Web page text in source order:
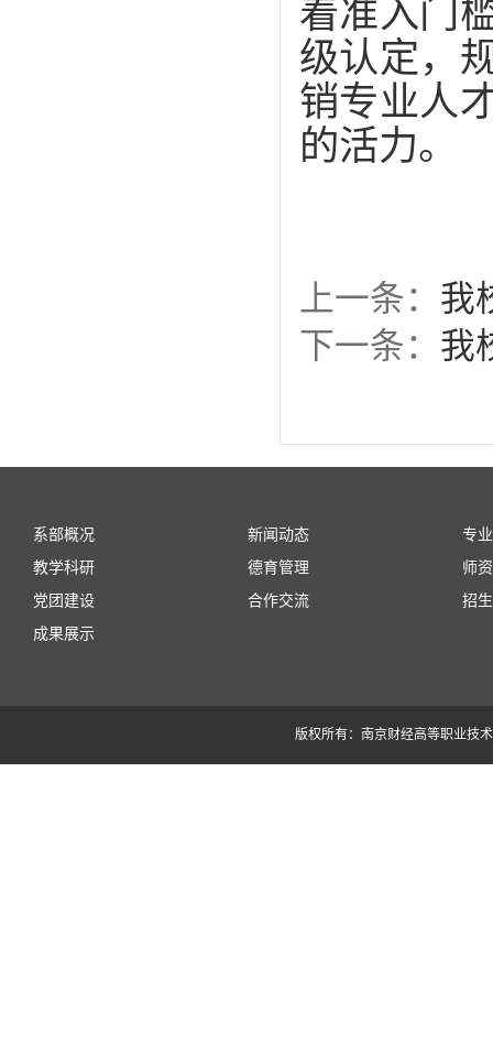
着准入门
级认定，
销专业人
的活力。
上一条： 我
下一条： 我
系部概况 新闻动态
专
教学科研
德育管理
师
党团建设
合作交流
招
成果展示
版权所有：南京财经高等职业